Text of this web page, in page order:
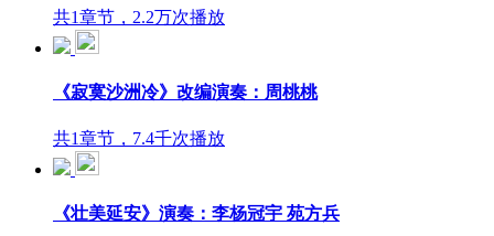
共1章节，2.2万次播放
《寂寞沙洲冷》改编演奏：周桃桃
共1章节，7.4千次播放
《壮美延安》演奏：李杨冠宇 苑方兵